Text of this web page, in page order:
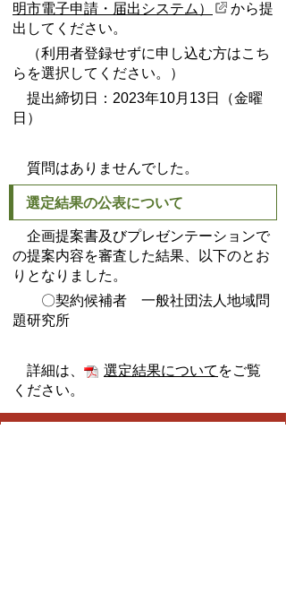
明市電子申請・届出システム）
から提
出してください。
（利用者登録せずに申し込む方はこち
らを選択してください。）
提出締切日：2023年10月13日（金曜
日）
質問はありませんでした。
選定結果の公表について
企画提案書及びプレゼンテーションで
の提案内容を審査した結果、以下のとお
りとなりました。
〇契約候補者 一般社団法人地域問
題研究所
詳細は、 選定結果について をご覧
ください。